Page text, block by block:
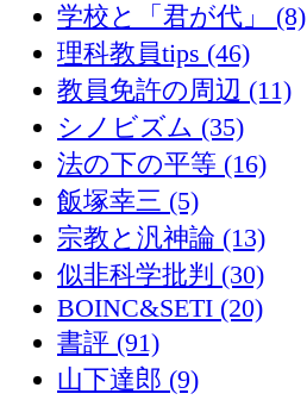
学校と「君が代」 (8)
理科教員tips (46)
教員免許の周辺 (11)
シノビズム (35)
法の下の平等 (16)
飯塚幸三 (5)
宗教と汎神論 (13)
似非科学批判 (30)
BOINC&SETI (20)
書評 (91)
山下達郎 (9)